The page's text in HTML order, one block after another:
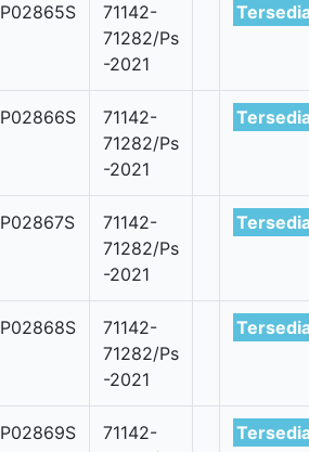
P02865S
71142-
71282/Ps
-2021
P02866S
71142-
71282/Ps
-2021
P02867S
71142-
71282/Ps
-2021
P02868S
71142-
71282/Ps
-2021
P02869S
71142-